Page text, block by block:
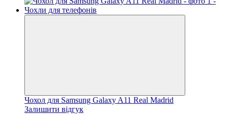
Чохол для Samsung Galaxy A11 Real Madrid
Залишити відгук